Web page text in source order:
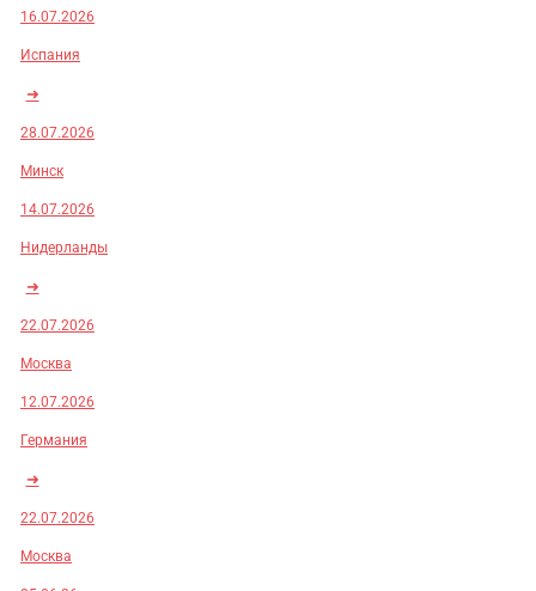
16.07.2026
Испания
➜
28.07.2026
Минск
14.07.2026
Нидерланды
➜
22.07.2026
Москва
12.07.2026
Германия
➜
22.07.2026
Москва